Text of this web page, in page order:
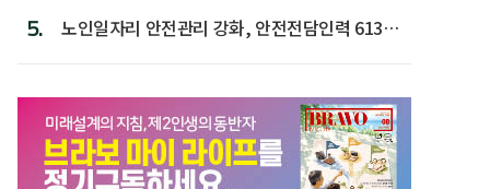
5.
노인일자리 안전관리 강화, 안전전담인력 613명